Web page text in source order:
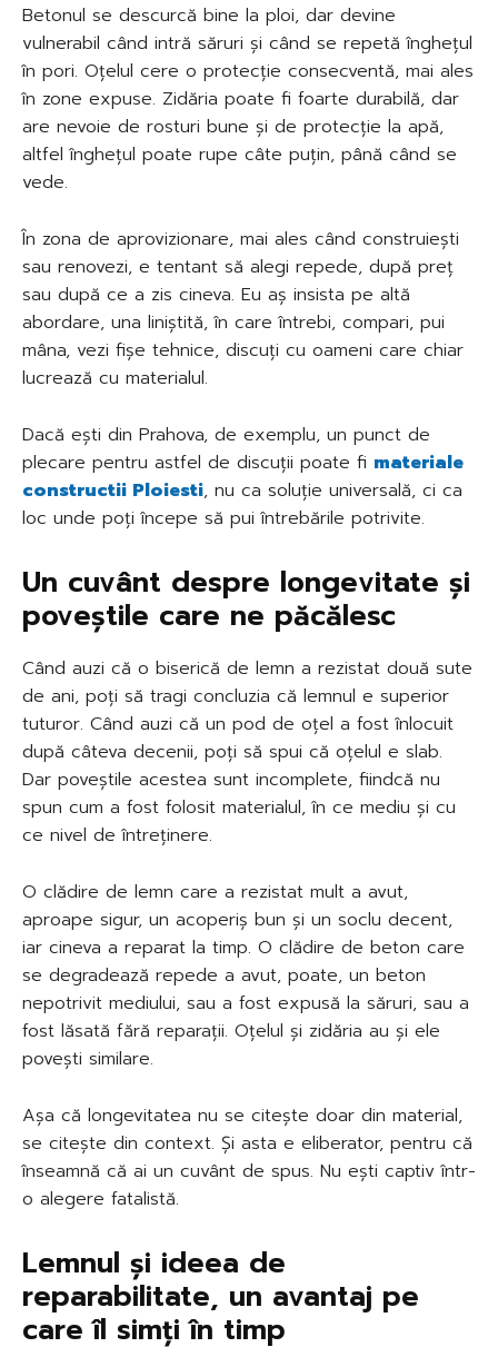
Betonul se descurcă bine la ploi, dar devine
vulnerabil când intră săruri și când se repetă înghețul
în pori. Oțelul cere o protecție consecventă, mai ales
în zone expuse. Zidăria poate fi foarte durabilă, dar
are nevoie de rosturi bune și de protecție la apă,
altfel înghețul poate rupe câte puțin, până când se
vede.
În zona de aprovizionare, mai ales când construiești
sau renovezi, e tentant să alegi repede, după preț
sau după ce a zis cineva. Eu aș insista pe altă
abordare, una liniștită, în care întrebi, compari, pui
mâna, vezi fișe tehnice, discuți cu oameni care chiar
lucrează cu materialul.
Dacă ești din Prahova, de exemplu, un punct de
plecare pentru astfel de discuții poate fi materiale
constructii Ploiesti, nu ca soluție universală, ci ca
loc unde poți începe să pui întrebările potrivite.
Un cuvânt despre longevitate și
poveștile care ne păcălesc
Când auzi că o biserică de lemn a rezistat două sute
de ani, poți să tragi concluzia că lemnul e superior
tuturor. Când auzi că un pod de oțel a fost înlocuit
după câteva decenii, poți să spui că oțelul e slab.
Dar poveștile acestea sunt incomplete, fiindcă nu
spun cum a fost folosit materialul, în ce mediu și cu
ce nivel de întreținere.
O clădire de lemn care a rezistat mult a avut,
aproape sigur, un acoperiș bun și un soclu decent,
iar cineva a reparat la timp. O clădire de beton care
se degradează repede a avut, poate, un beton
nepotrivit mediului, sau a fost expusă la săruri, sau a
fost lăsată fără reparații. Oțelul și zidăria au și ele
povești similare.
Așa că longevitatea nu se citește doar din material,
se citește din context. Și asta e eliberator, pentru că
înseamnă că ai un cuvânt de spus. Nu ești captiv într-
o alegere fatalistă.
Lemnul și ideea de
reparabilitate, un avantaj pe
care îl simți în timp